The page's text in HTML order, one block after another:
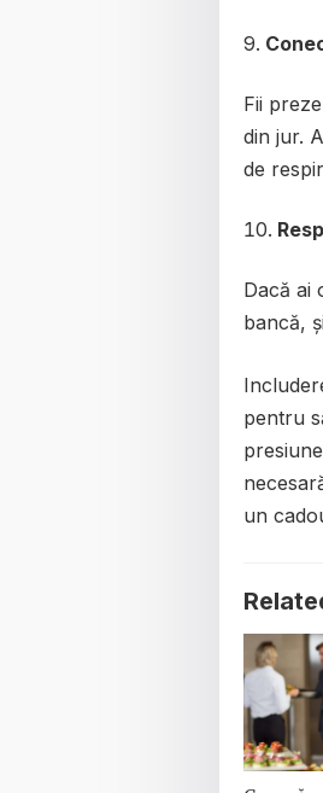
Fii
din jur.
de
Dacă ai
bancă,
pentru
un